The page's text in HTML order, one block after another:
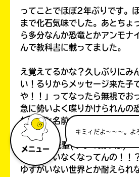
メニュー
キミィだよ～～～。よ
ってことでほぼ2年ぶりです。
まで化石気味でした。あとちょ
ら多分なんか恐竜とかアンモナ
んで教科書に載ってました。
え覚えてるかな？久しぶりにみ
い！るりからメッセージ来た子
や！！」ってなったら無視でお
急に勢いよく喋りかけられんの
ね。あと名前も昔のままやった
ゆず葉先輩(ゆずの葉っぱ)
えなんでいなくなってんの！！
ゆずがいない世界とか耐えられ